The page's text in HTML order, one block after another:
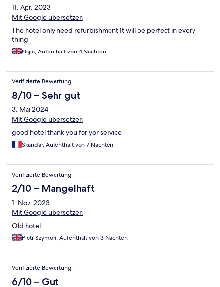
11. Apr. 2023
Mit Google übersetzen
The hotel only need refurbishment It will be perfect in every
thing
Najla, Aufenthalt von 4 Nächten
Verifizierte Bewertung
8/10 – Sehr gut
3. Mai 2024
Mit Google übersetzen
good hotel thank you for yor service
Skandar, Aufenthalt von 7 Nächten
Verifizierte Bewertung
2/10 – Mangelhaft
1. Nov. 2023
Mit Google übersetzen
Old hotel
Piotr Szymon, Aufenthalt von 3 Nächten
Verifizierte Bewertung
6/10 – Gut